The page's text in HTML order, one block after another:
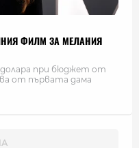
ФИЛМ ЗА МЕЛАНИЯ
долара при бюджет от
от първата дама